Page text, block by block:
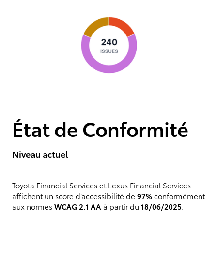
État de Conformité
Niveau actuel
Toyota Financial Services et Lexus Financial Services
affichent un score d’accessibilité de 97%conformément
aux normesWCAG 2.1 AA à partir du 18/06/2025.